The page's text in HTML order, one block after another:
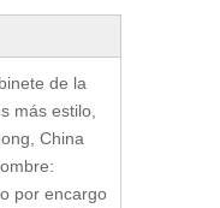
de la
más estilo,
China
por encargo